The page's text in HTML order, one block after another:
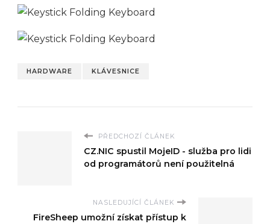
HARDWARE KLÁVESNICE
PŘEDCHOZÍ ČLÁNEK
CZ.NIC spustil MojeID - služba pro lidi
od programátorů není použitelná
NASLEDUJÍCÍ ČLÁNEK
FireSheep umožní získat přístup k